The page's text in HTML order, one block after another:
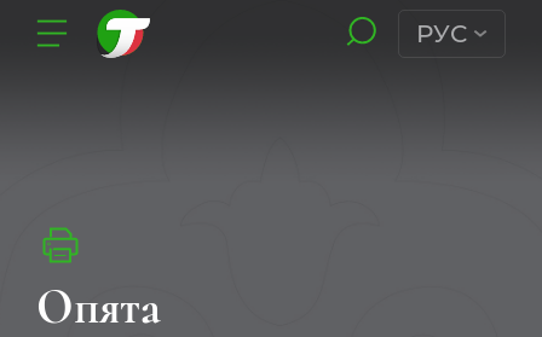
РУС
Опята